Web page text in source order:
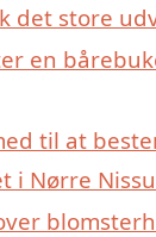
det store
en
til at
i Nørre